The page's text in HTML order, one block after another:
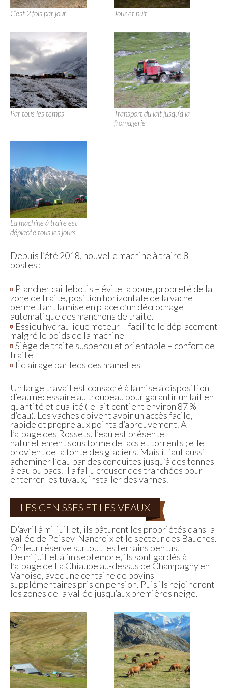
C’est 2 fois par jour Jour et nuit
Par tous les temps
Transport du lait jusqu’à la
fromagerie
La machine à traire est
déplacée tous les jours
Depuis l’été 2018, nouvelle machine à traire 8
postes :
Plancher caillebotis – évite la boue, propreté de la
zone de traite, position horizontale de la vache
permettant la mise en place d’un décrochage
automatique des manchons de traite.
Essieu hydraulique moteur – facilite le déplacement
malgré le poids de la machine
Siège de traite suspendu et orientable – confort de
traite
Éclairage par leds des mamelles
Un large travail est consacré à la mise à disposition
d’eau nécessaire au troupeau pour garantir un lait en
quantité et qualité (le lait contient environ 87 %
d’eau). Les vaches doivent avoir un accès facile,
rapide et propre aux points d’abreuvement. A
l’alpage des Rossets, l’eau est présente
naturellement sous forme de lacs et torrents ; elle
provient de la fonte des glaciers. Mais il faut aussi
acheminer l’eau par des conduites jusqu’à des tonnes
à eau ou bacs. Il a fallu creuser des tranchées pour
enterrer les tuyaux, installer des vannes.
LES GENISSES ET LES VEAUX
D’avril à mi-juillet, ils pâturent les propriétés dans la
vallée de Peisey-Nancroix et le secteur des Bauches.
On leur réserve surtout les terrains pentus.
De mi juillet à fin septembre, ils sont gardés à
l’alpage de La Chiaupe au-dessus de Champagny en
Vanoise, avec une centaine de bovins
supplémentaires pris en pension. Puis ils rejoindront
les zones de la vallée jusqu’aux premières neige.